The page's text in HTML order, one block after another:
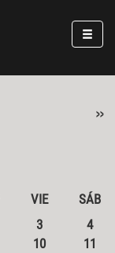
»
VIE
SÁB
3
4
10
11